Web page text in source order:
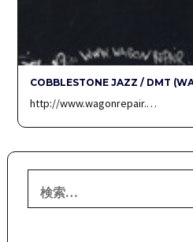
COBBLESTONE JAZZ / DMT
http://www.wagonrepair.…
索: